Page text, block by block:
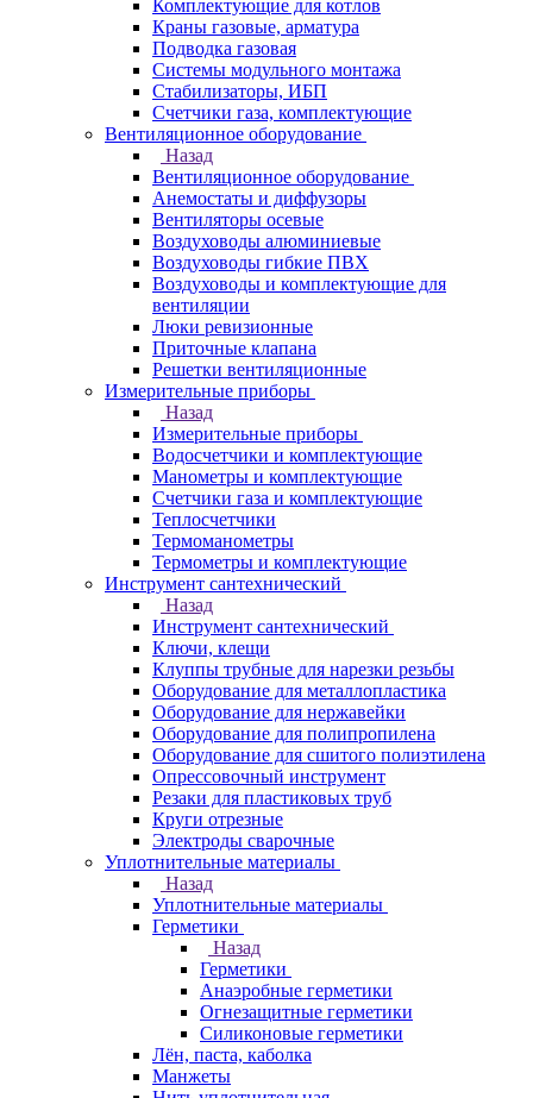
Комплектующие для котлов
Краны газовые, арматура
Подводка газовая
Системы модульного монтажа
Стабилизаторы, ИБП
Счетчики газа, комплектующие
Вентиляционное оборудование
Назад
Вентиляционное оборудование
Анемостаты и диффузоры
Вентиляторы осевые
Воздуховоды алюминиевые
Воздуховоды гибкие ПВХ
Воздуховоды и комплектующие для
вентиляции
Люки ревизионные
Приточные клапана
Решетки вентиляционные
Измерительные приборы
Назад
Измерительные приборы
Водосчетчики и комплектующие
Манометры и комплектующие
Счетчики газа и комплектующие
Теплосчетчики
Термоманометры
Термометры и комплектующие
Инструмент сантехнический
Назад
Инструмент сантехнический
Ключи, клещи
Клуппы трубные для нарезки резьбы
Оборудование для металлопластика
Оборудование для нержавейки
Оборудование для полипропилена
Оборудование для сшитого полиэтилена
Опрессовочный инструмент
Резаки для пластиковых труб
Круги отрезные
Электроды сварочные
Уплотнительные материалы
Назад
Уплотнительные материалы
Герметики
Назад
Герметики
Анаэробные герметики
Огнезащитные герметики
Силиконовые герметики
Лён, паста, каболка
Манжеты